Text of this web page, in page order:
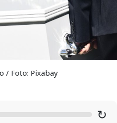
/ Foto: Pixabay
↻